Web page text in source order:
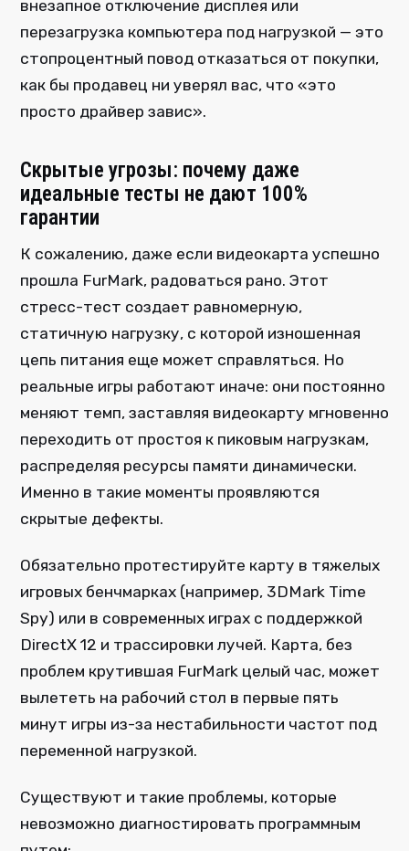
внезапное отключение дисплея или
перезагрузка компьютера под нагрузкой — это
стопроцентный повод отказаться от покупки,
как бы продавец ни уверял вас, что «это
просто драйвер завис».
Скрытые угрозы: почему даже
идеальные тесты не дают 100%
гарантии
К сожалению, даже если видеокарта успешно
прошла FurMark, радоваться рано. Этот
стресс-тест создает равномерную,
статичную нагрузку, с которой изношенная
цепь питания еще может справляться. Но
реальные игры работают иначе: они постоянно
меняют темп, заставляя видеокарту мгновенно
переходить от простоя к пиковым нагрузкам,
распределяя ресурсы памяти динамически.
Именно в такие моменты проявляются
скрытые дефекты.
Обязательно протестируйте карту в тяжелых
игровых бенчмарках (например, 3DMark Time
Spy) или в современных играх с поддержкой
DirectX 12 и трассировки лучей. Карта, без
проблем крутившая FurMark целый час, может
вылететь на рабочий стол в первые пять
минут игры из-за нестабильности частот под
переменной нагрузкой.
Существуют и такие проблемы, которые
невозможно диагностировать программным